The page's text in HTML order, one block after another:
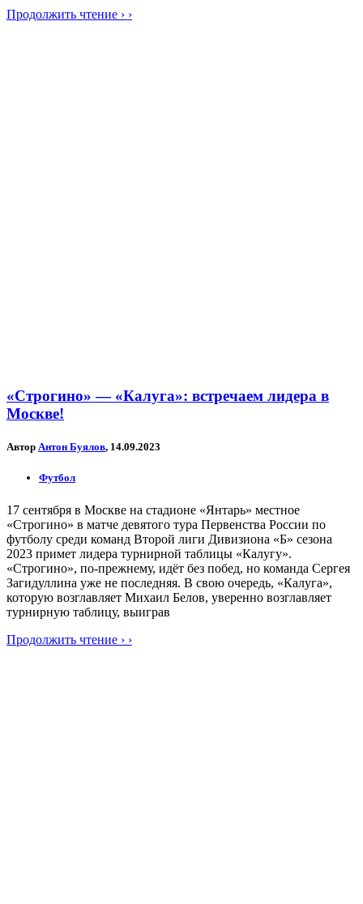
Продолжить чтение › ›
«Строгино» — «Калуга»: встречаем лидера в
Москве!
Автор Антон Буялов, 14.09.2023
Футбол
17 сентября в Москве на стадионе «Янтарь» местное
«Строгино» в матче девятого тура Первенства России по
футболу среди команд Второй лиги Дивизиона «Б» сезона
2023 примет лидера турнирной таблицы «Калугу».
«Строгино», по-прежнему, идёт без побед, но команда Сергея
Загидуллина уже не последняя. В свою очередь, «Калуга»,
которую возглавляет Михаил Белов, уверенно возглавляет
турнирную таблицу, выиграв
Продолжить чтение › ›